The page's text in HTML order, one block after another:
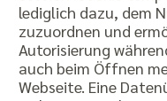
lediglich dazu, dem
zuzuordnen und
Autorisierung
auch beim Öffnen
Webseite. Eine